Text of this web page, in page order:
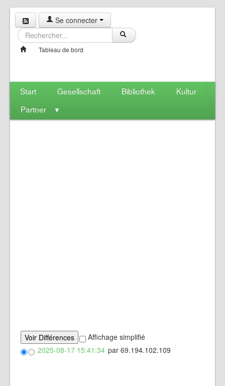
Se connecter
Tableau de bord
Start Gesellschaft Bibliothek
Kultur
Partner
▼
Affichage simplifié
2025-08-17 15:41:34 par 69.194.102.109